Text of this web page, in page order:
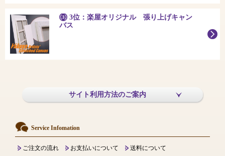
3位：楽屋オリジナル 張り上げキャン
バス
サイト利用方法のご案内
Service Infomation
ご注文の流れ お支払いについて
送料について